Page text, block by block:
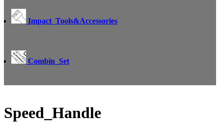
Speed_Handle
Impact_Tools&Accessories
Combin_Set